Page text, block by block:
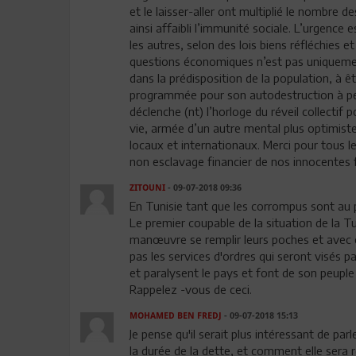
et le laisser-aller ont multiplié le nombre
ainsi affaibli l’immunité sociale.
les autres, selon des lois biens réfléchies
questions économiques n’est pas
dans la prédisposition de la population, à
programmée pour son autodestruction à
déclenche (nt) l’horloge du réveil collectif
vie, armée d’un autre mental plus
locaux et internationaux. Merci pour tous
non esclavage financier de nos
ZITOUNI- 09-07-2018 09:36
En Tunisie tant que les corrompus sont
Le premier coupable de la situation de la
manœuvre se remplir leurs poches et avec
pas les services d'ordres qui seront visés
et paralysent le pays et font de son
Rappelez -vous de ceci.
MOHAMED BEN FREDJ - 09-07-2018 15:13
Je pense qu'il serait plus intéressant de
la durée de la dette, et comment elle sera